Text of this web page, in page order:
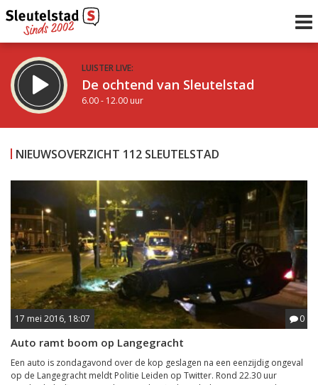
LUISTER LIVE:
De ochtend van Sleutelstad
6.00 - 12.00 uur
De middag van Sleutelstad
Vorig uur
Volgend uur
Inklappen
NIEUWSOVERZICHT 112 SLEUTELSTAD
17 mei 2016, 18:07 0
Auto ramt boom op Langegracht
Een auto is zondagavond over de kop geslagen na een eenzijdig ongeval
op de Langegracht meldt Politie Leiden op Twitter. Rond 22.30 uur